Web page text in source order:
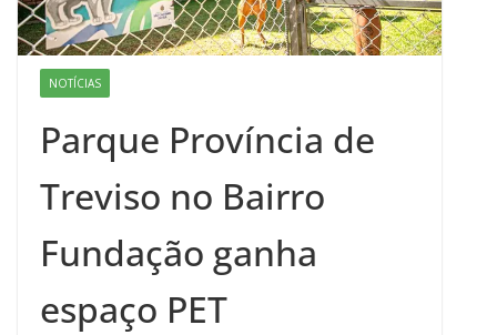
NOTÍCIAS
Parque Província de
Treviso no Bairro
Fundação ganha
espaço PET